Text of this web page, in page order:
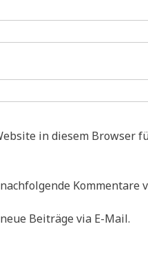
in diesem Browser
Kommentare
Beiträge via E-Mail.